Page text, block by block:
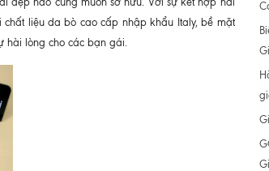
liệu da bò cao cấp nhập khẩu Italy, bề mặt
hài lòng cho các bạn gái.